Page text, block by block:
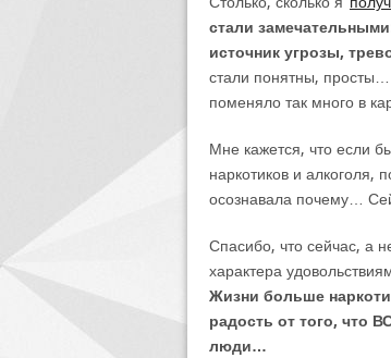
стали
источник угрозы,
стали понятны,
поменяло так много в
Мне кажется, что если
наркотиков и алкоголя,
осознавала почему…
Спасибо, что сейчас, а
характера
Жизни больше
радость от того, что
люди…